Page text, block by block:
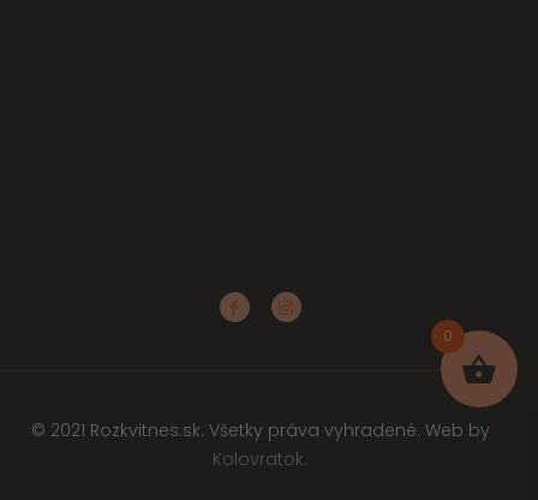
© 2021 Rozkvitnes.sk. Všetky práva vyhradené. Web by
Kolovratok.
0